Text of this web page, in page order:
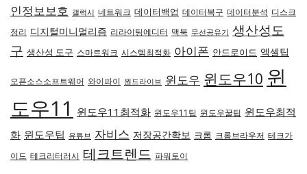
인정보보호 갤럭시 네트워크 데이터백업 데이터복구 데이터분석 디스크
정리 디지털미니멀리즘 리라이팅에디터 맥북 무선공유기 생산성도
구 생산성 도구 스마트워크 시스템최적화 아이폰 안드로이드 엑셀팁
오픈소스소프트웨어 와이파이 원드라이브 윈도우 윈도우10 윈
도우11 윈도우11최적화 윈도우11팁 윈도우꿀팁 윈도우최적
화 윈도우팁 유튜브 자비스 저장공간확보 크롬 크롬브라우저 테크가
이드 테크리터러시 테크트렌드 파워토이